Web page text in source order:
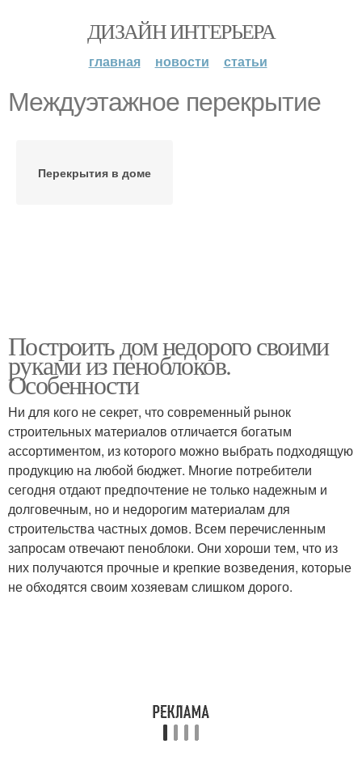
ДИЗАЙН ИНТЕРЬЕРА
главная новости статьи
Междуэтажное перекрытие
Перекрытия в доме
Построить дом недорого своими
руками из пеноблоков.
Особенности
Ни для кого не секрет, что современный рынок
строительных материалов отличается богатым
ассортиментом, из которого можно выбрать подходящую
продукцию на любой бюджет. Многие потребители
сегодня отдают предпочтение не только надежным и
долговечным, но и недорогим материалам для
строительства частных домов. Всем перечисленным
запросам отвечают пеноблоки. Они хороши тем, что из
них получаются прочные и крепкие возведения, которые
не обходятся своим хозяевам слишком дорого.